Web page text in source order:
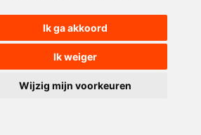
Ik ga akkoord
Ik weiger
Wijzig mijn voorkeuren
ik God was)